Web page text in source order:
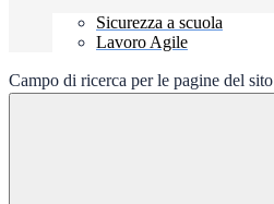
Sicurezza a scuola
Lavoro Agile
Campo di ricerca per le pagine del sito